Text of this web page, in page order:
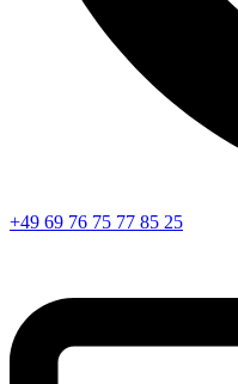
+49 69 76 75 77 85 25